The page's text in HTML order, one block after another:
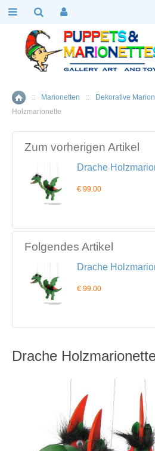
Home
:: Marionetten :: Dekorative
Holzmarionette
Zum vorherigen Artikel
Drache
€ 99.00
Folgendes Artikel
Drache
€ 99.00
Drache